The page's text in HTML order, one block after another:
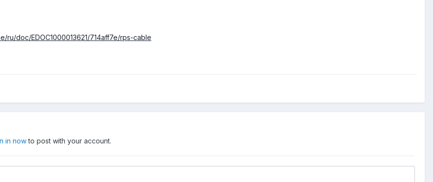
ru/doc/EDOC1000013621/714aff7e/rps-cable
in nowto post with your account.